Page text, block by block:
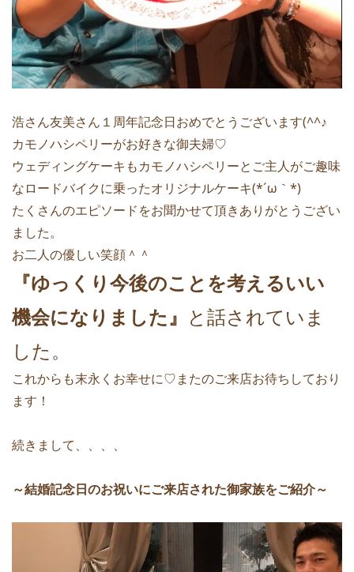
浩さん友美さん１周年記念日おめでとうございます(^^♪
カモノハシペリーがお好きな御夫婦♡
ウェディングケーキもカモノハシペリーとご主人がご趣味
なロードバイクに乗ったオリジナルケーキ(*´ω｀*)
たくさんのエピソードをお聞かせて頂きありがとうござい
ました。
お二人の優しい笑顔＾＾
『ゆっくり今後のことを考えるいい
機会になりました』 と話されていま
した。
これからも末永くお幸せに♡またのご来店お待ちしており
ます！
続きまして、、、、
～結婚記念日のお祝いにご来店された御家族をご紹介～